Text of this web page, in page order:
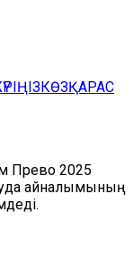
КӨЗҚАРАС
Прево 2025
айналымының